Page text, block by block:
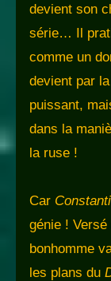
devient son
série… Il
comme un
devient par
puissant,
dans la
la ruse !
Car
génie !
bonhomme
les plans du